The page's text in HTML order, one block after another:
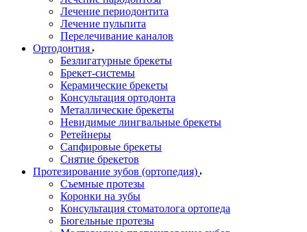
Лечение периодонтита
Лечение пульпита
Перелечивание каналов
Ортодонтия
Безлигатурные брекеты
Брекет-системы
Керамические брекеты
Консультация ортодонта
Металлические брекеты
Невидимые лингвальные брекеты
Ретейнеры
Сапфировые брекеты
Снятие брекетов
Протезирование зубов (ортопедия)
Съемные протезы
Коронки на зубы
Консультация стоматолога ортопеда
Бюгельные протезы